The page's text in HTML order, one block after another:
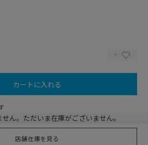
カートに入れる
ん。ただいま在庫がございません。
店舗在庫を見る